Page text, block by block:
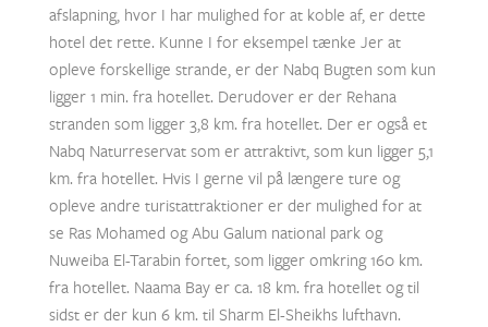
afslapning, hvor I har mulighed for at koble af, er dette
hotel det rette. Kunne I for eksempel tænke Jer at
opleve forskellige strande, er der Nabq Bugten som kun
ligger 1 min. fra hotellet. Derudover er der Rehana
stranden som ligger 3,8 km. fra hotellet. Der er også et
Nabq Naturreservat som er attraktivt, som kun ligger 5,1
km. fra hotellet. Hvis I gerne vil på længere ture og
opleve andre turistattraktioner er der mulighed for at
se Ras Mohamed og Abu Galum national park og
Nuweiba El-Tarabin fortet, som ligger omkring 160 km.
fra hotellet. Naama Bay er ca. 18 km. fra hotellet og til
sidst er der kun 6 km. til Sharm El-Sheikhs lufthavn.